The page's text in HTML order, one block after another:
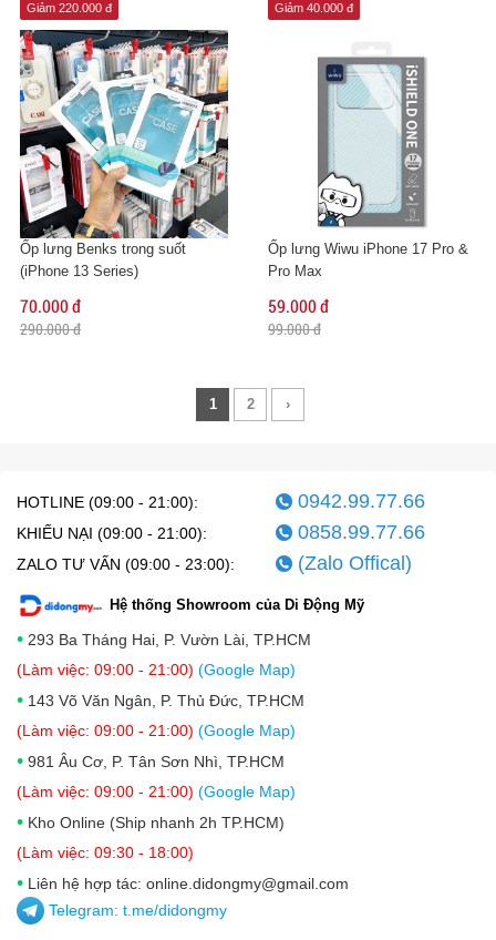
Giảm 220.000 đ
Ốp lưng Benks trong suốt
(iPhone 13 Series)
70.000 đ
290.000 đ
Giảm 40.000 đ
Ốp lưng Wiwu iPhone 17 Pro &
Pro Max
59.000 đ
99.000 đ
1 2 ›
HOTLINE (09:00 - 21:00): 0942.99.77.66
KHIẾU NẠI (09:00 - 21:00): 0858.99.77.66
ZALO TƯ VẤN (09:00 - 23:00): (Zalo Offical)
Hệ thống Showroom của Di Động Mỹ
• 293 Ba Tháng Hai, P. Vườn Lài, TP.HCM
(Làm việc: 09:00 - 21:00) (Google Map)
• 143 Võ Văn Ngân, P. Thủ Đức, TP.HCM
(Làm việc: 09:00 - 21:00) (Google Map)
• 981 Âu Cơ, P. Tân Sơn Nhì, TP.HCM
(Làm việc: 09:00 - 21:00) (Google Map)
• Kho Online (Ship nhanh 2h TP.HCM)
(Làm việc: 09:30 - 18:00)
• Liên hệ hợp tác: online.didongmy@gmail.com
Telegram: t.me/didongmy